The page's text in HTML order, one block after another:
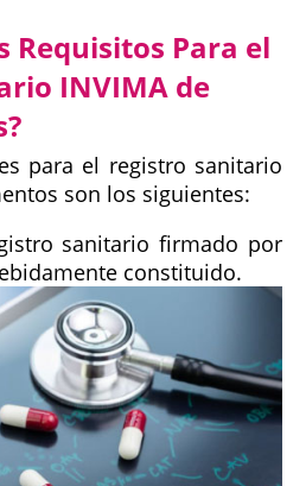
Requisitos Para el
INVIMA de
para el registro sanitario
son los siguientes:
sanitario firmado por
constituido.